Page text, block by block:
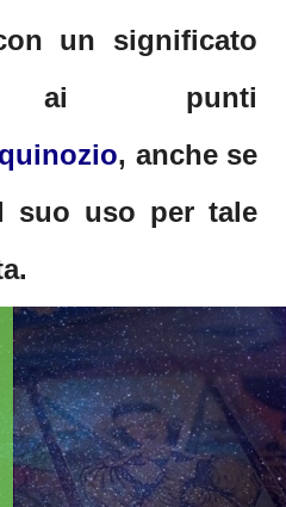
un significato
ai punti
, anche se
suo uso per tale